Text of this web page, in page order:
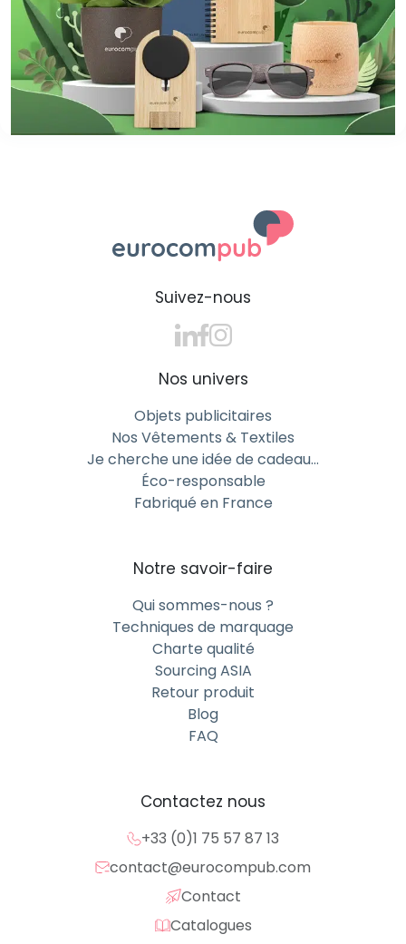
Suivez-nous
Nos univers
Objets publicitaires
Nos Vêtements & Textiles
Je cherche une idée de cadeau…
Éco-responsable
Fabriqué en France
Notre savoir-faire
Qui sommes-nous ?
Techniques de marquage
Charte qualité
Sourcing ASIA
Retour produit
Blog
FAQ
Contactez nous
+33 (0)1 75 57 87 13
contact@eurocompub.com
Contact
Catalogues